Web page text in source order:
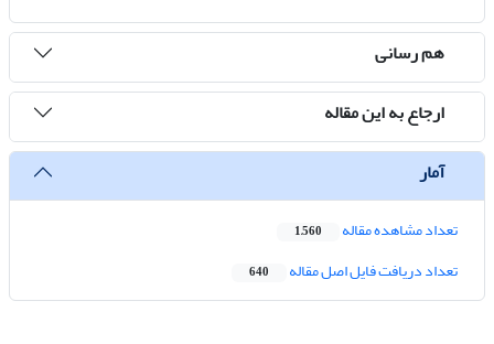
هم رسانی
ارجاع به این مقاله
آمار
تعداد مشاهده مقاله 1,560
تعداد دریافت فایل اصل مقاله 640